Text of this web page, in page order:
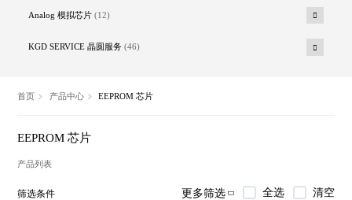
Analog 模拟芯片 (12)
KGD SERVICE 晶圆服务 (46)
首页 产品中心 EEPROM 芯片
EEPROM 芯片
产品列表
筛选条件 更多筛选 全选 清空